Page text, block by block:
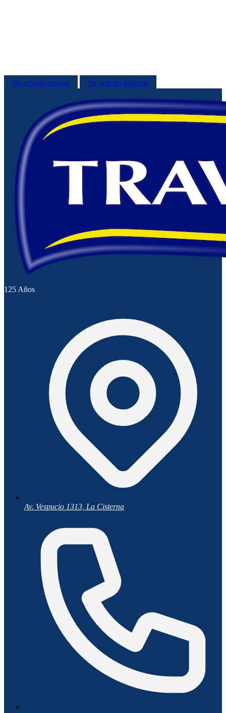
Ver artículo anterior Ver artículo siguiente
125 Años
Av. Vespucio 1313, La Cisterna